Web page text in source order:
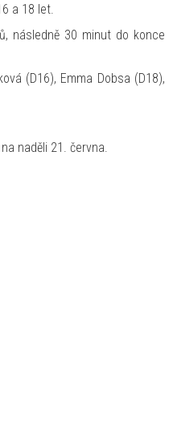
a 18 let.
následně 30 minut do konce
(D16), Emma Dobsa (D18),
naděli 21. června.